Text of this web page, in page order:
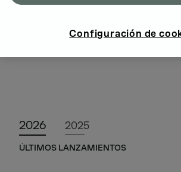
2026 2025
ÚLTIMOS LANZAMIENTOS
Configuración de